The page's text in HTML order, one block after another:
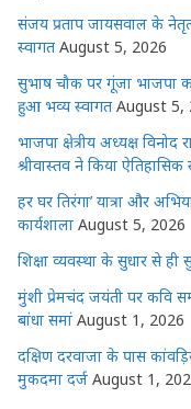
संजय प्रताप जायसवाल के
स्वागत August 5, 2026
सुभाष चौक पर गूंजा भाजपा
हुआ भव्य स्वागत August 5,
भाजपा क्षेत्रीय अध्यक्ष
श्रीवास्तव ने किया ऐतिहासिक
हर घर तिरंगा’ यात्रा और
कार्यशाला August 5, 2026
शिक्षा व्यवस्था के सुधार से
मुंशी प्रेमचंद जयंती पर कवि
बांधा समां August 1, 2026
दक्षिण दरवाजा के पास
मुकदमा दर्ज August 1,